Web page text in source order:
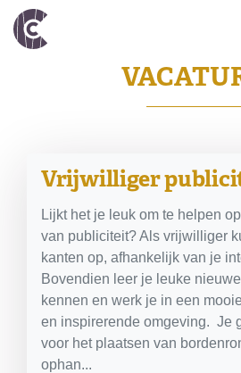
Vrijwilliger
Lijkt het je leuk om te helpen
van publiciteit? Als vrijwilliger
kanten op, afhankelijk van je
Bovendien leer je leuke
kennen en werk je in een
en inspirerende omgeving. Je
voor het plaatsen van
ophan...